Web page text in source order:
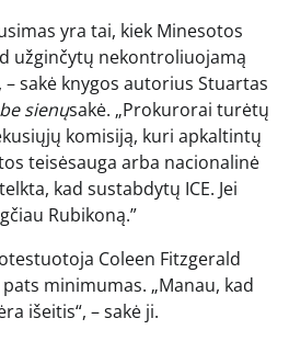
yra tai, kiek Minesotos
užginčytų nekontroliuojamą
sakė knygos autorius Stuartas
sienųsakė. „Prokurorai turėtų
komisiją, kuri apkaltintų
teisėsauga arba nacionalinė
kad sustabdytų ICE. Jei
Rubikoną.”
Coleen Fitzgerald
minimumas. „Manau, kad
išeitis“, – sakė ji.